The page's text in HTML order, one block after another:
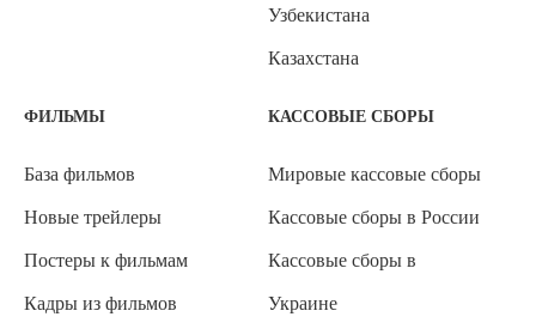
Узбекистана
Казахстана
ФИЛЬМЫ
База фильмов
Новые трейлеры
Постеры к фильмам
Кадры из фильмов
КАССОВЫЕ СБОРЫ
Мировые кассовые сборы
Кассовые сборы в России
Кассовые сборы в
Украине